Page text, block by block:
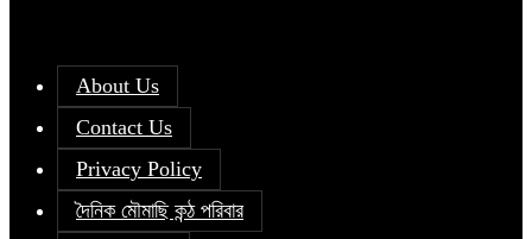
About Us
Contact Us
Privacy Policy
দৈনিক মৌমাছি কন্ঠ পরিবার